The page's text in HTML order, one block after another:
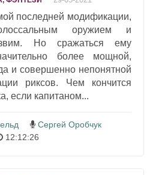
последней модификации,
оружием и
Но сражаться ему
более мощной,
и совершенно непонятной
риксов. Чем кончится
если капитаном...
Сергей Оробчук
12:12:26